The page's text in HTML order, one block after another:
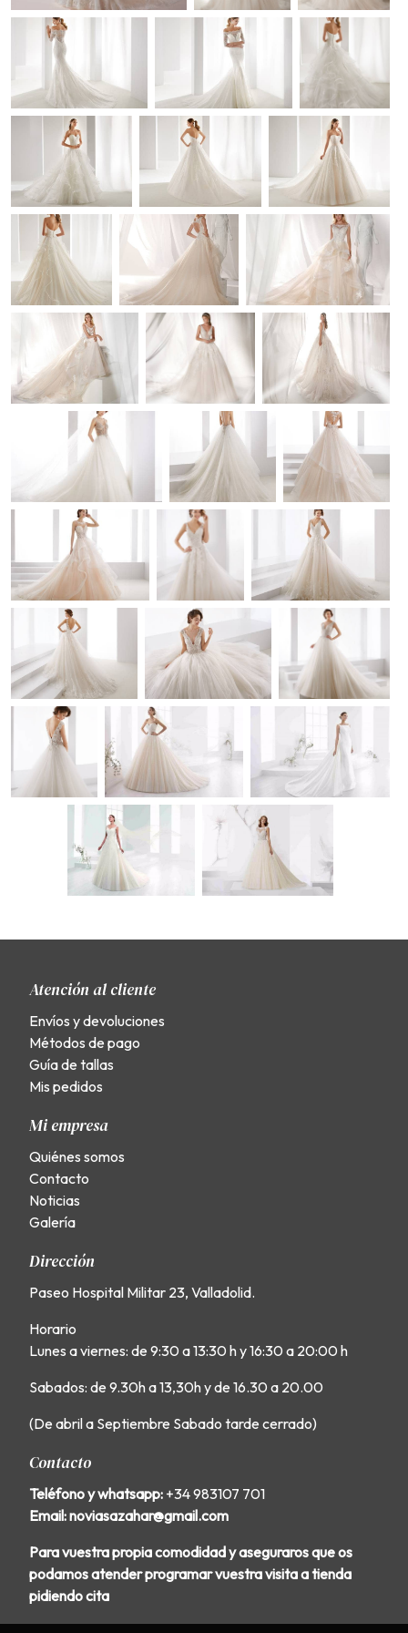
Atención al cliente
Envíos y devoluciones
Métodos de pago
Guía de tallas
Mis pedidos
Mi empresa
Quiénes somos
Contacto
Noticias
Galería
Dirección
Paseo Hospital Militar 23, Valladolid.
Horario
Lunes a viernes: de 9:30 a 13:30 h y 16:30 a 20:00 h
Sabados: de 9.30h a 13,30h y de 16.30 a 20.00
(De abril a Septiembre Sabado tarde cerrado)
Contacto
Teléfono y whatsapp: +34 983107 701
Email: noviasazahar@gmail.com
Para vuestra propia comodidad y aseguraros que os
podamos atender programar vuestra visita a tienda
pidiendo cita